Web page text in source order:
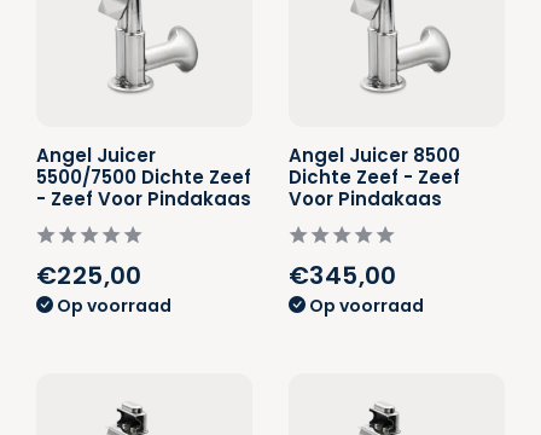
Angel Juicer
5500/7500 Dichte Zeef
- Zeef Voor Pindakaas
€225,00
Op voorraad
Angel Juicer 8500
Dichte Zeef - Zeef
Voor Pindakaas
€345,00
Op voorraad